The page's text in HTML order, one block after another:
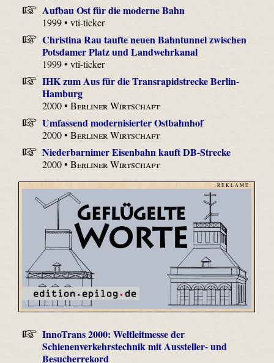
Aufbau Ost für die moderne Bahn
1999 • vti-ticker
Christina Rau taufte neuen Bahntunnel zwischen
Potsdamer Platz und Landwehrkanal
1999 • vti-ticker
IHK zum Aus für die Transrapidstrecke Berlin-
Hamburg
2000 •Berliner Wirtschaft
Umfassend modernisierter Ostbahnhof
2000 •Berliner Wirtschaft
Niederbarnimer Eisenbahn kauft DB-Strecke
2000 •Berliner Wirtschaft
- R E K L A M E -
InnoTrans 2000: Weltleitmesse der
Schienenverkehrstechnik mit Aussteller- und
Besucherrekord